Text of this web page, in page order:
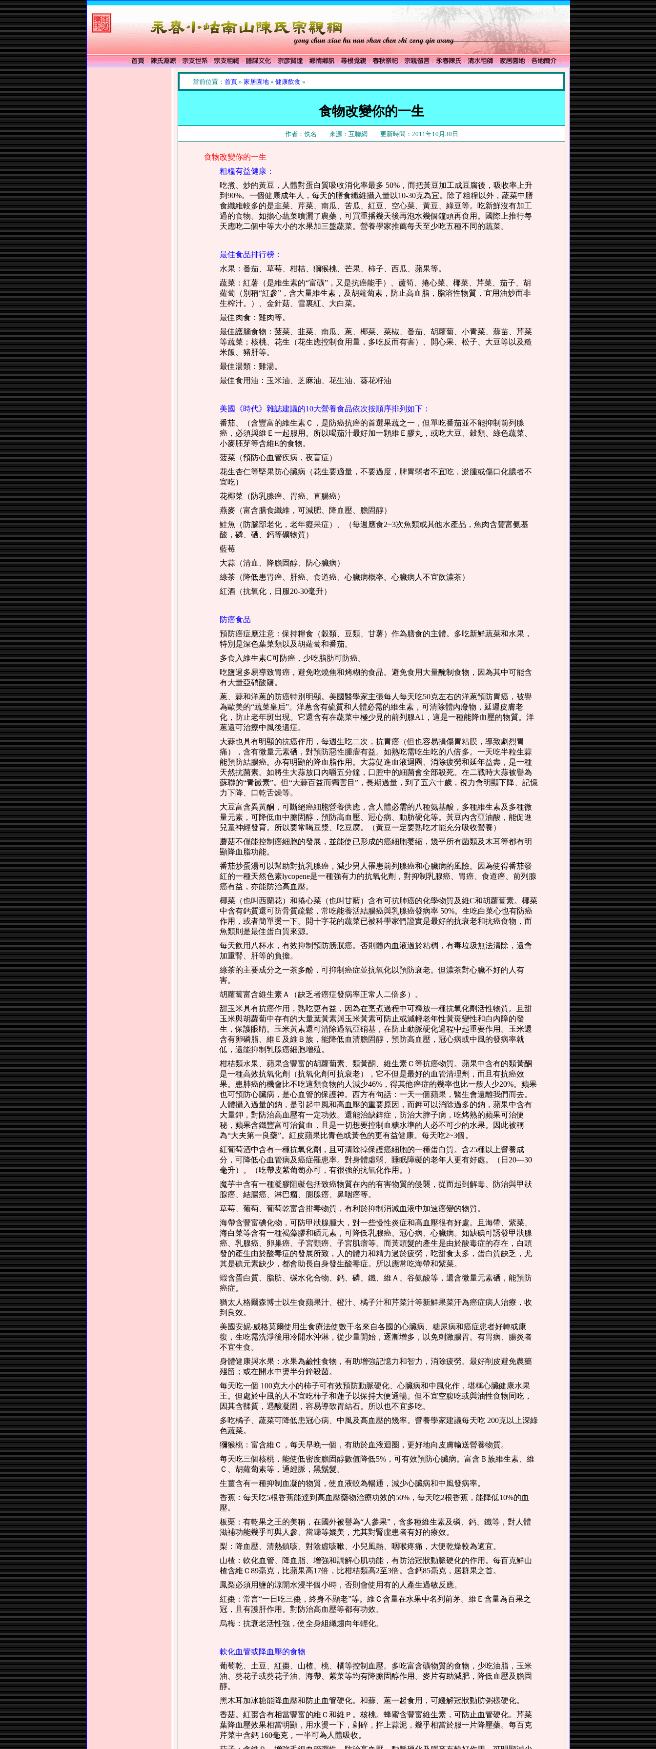
當前位置： 首頁 » 家居園地 » 健康飲食 »
食物改變你的一生
作者：佚名 來源：互聯網 更新時間：2011年10月30日
食物改變你的一生
粗糧有益健康：
吃煮、炒的黃豆，人體對蛋白質吸收消化率最多 50%，而把黃豆加工成豆腐後，吸收率上升
到90%。一個健康成年人，每天的膳食纖維攝入量以10-30克為宜。除了粗糧以外，蔬菜中膳
食纖維較多的是韭菜、芹菜、南瓜、苦瓜、紅豆、空心菜、黃豆、綠豆等。吃新鮮沒有加工
過的食物。如擔心蔬菜噴灑了農藥，可買重播幾天後再泡水幾個鐘頭再食用。國際上推行每
天應吃二個中等大小的水果加三盤蔬菜。營養學家推薦每天至少吃五種不同的蔬菜。
最佳食品排行榜：
水果：番茄、草莓、柑桔、獼猴桃、芒果、柿子、西瓜、蘋果等。
蔬菜：紅薯（是維生素的“富礦”，又是抗癌能手）、蘆筍、捲心菜、椰菜、芹菜、茄子、胡
蘿蔔（別稱“紅參”，含大量維生素，及胡蘿蔔素，防止高血脂，脂溶性物質，宜用油炒而非
生榨汁。）、金針菇、雪裏紅、大白菜。
最佳肉食：雞肉等。
最佳護腦食物：菠菜、韭菜、南瓜、蔥、椰菜、菜椒、番茄、胡蘿蔔、小青菜、蒜苗、芹菜
等蔬菜；核桃、花生（花生應控制食用量，多吃反而有害）、開心果、松子、大豆等以及糙
米飯、豬肝等。
最佳湯類：雞湯。
最佳食用油：玉米油、芝麻油、花生油、葵花籽油
美國《時代》雜誌建議的10大營養食品依次按順序排列如下：
番茄、（含豐富的維生素Ｃ，是防癌抗癌的首選果蔬之一，但單吃番茄並不能抑制前列腺
癌，必須與維Ｅ一起服用。所以喝茄汁最好加一顆維Ｅ膠丸，或吃大豆、穀類、綠色蔬菜、
小麥胚芽等含維E的食物。
菠菜（預防心血管疾病，夜盲症）
花生杏仁等堅果防心臟病（花生要適量，不要過度，脾胃弱者不宜吃，淤腫或傷口化膿者不
宜吃）
花椰菜（防乳腺癌、胃癌、直腸癌）
燕麥（富含膳食纖維，可減肥、降血壓、膽固醇）
鮭魚（防腦部老化，老年癡呆症）、（每週應食2~3次魚類或其他水產品，魚肉含豐富氨基
酸，磷、硒、鈣等礦物質）
藍莓
大蒜（清血、降膽固醇、防心臟病）
綠茶（降低患胃癌、肝癌、食道癌、心臟病概率。心臟病人不宜飲濃茶）
紅酒（抗氧化，日服20-30毫升）
防癌食品
預防癌症應注意：保持糧食（穀類、豆類、甘薯）作為膳食的主體。多吃新鮮蔬菜和水果，
特別是深色葉菜類以及胡蘿蔔和番茄。
多食入維生素C可防癌，少吃脂肪可防癌。
吃鹽過多易導致胃癌，避免吃燒焦和烤糊的食品。避免食用大量醃制食物，因為其中可能含
有大量亞硝酸鹽。
蔥、蒜和洋蔥的防癌特別明顯。美國醫學家主張每人每天吃50克左右的洋蔥預防胃癌，被譽
為歐美的“蔬菜皇后”。洋蔥含有硫質和人體必需的維生素，可清除體內廢物，延遲皮膚老
化，防止老年斑出現。它還含有在蔬菜中極少見的前列腺A1，這是一種能降血壓的物質。洋
蔥還可治療中風後遺症。
大蒜也具有明顯的抗癌作用，每週生吃二次，抗胃癌（但也容易損傷胃粘膜，導致劇烈胃
痛），含有微量元素硒，對預防惡性腫瘤有益。如熟吃需吃生吃的八倍多。一天吃半粒生蒜
能預防結腸癌。亦有明顯的降血脂作用。大蒜促進血液迴圈、消除疲勞和延年益壽，是一種
天然抗菌素。如將生大蒜放口內嚼五分鐘，口腔中的細菌會全部殺死。在二戰時大蒜被譽為
蘇聯的“青黴素”。但“大蒜百益而獨害目”，長期過量，到了五六十歲，視力會明顯下降、記憶
力下降、口乾舌燥等。
大豆富含異黃酮，可斷絕癌細胞營養供應，含人體必需的八種氨基酸，多種維生素及多種微
量元素，可降低血中膽固醇，預防高血壓、冠心病、動肪硬化等。黃豆內含亞油酸，能促進
兒童神經發育。所以要常喝豆漿、吃豆腐。（黃豆一定要熟吃才能充分吸收營養）
蘑菇不僅能控制癌細胞的發展，並能使已形成的癌細胞萎縮，幾乎所有菌類及木耳等都有明
顯降血脂功能。
番茄炒蛋湯可以幫助對抗乳腺癌，減少男人罹患前列腺癌和心臟病的風險。因為使得番茄發
紅的一種天然色素lycopene是一種強有力的抗氧化劑，對抑制乳腺癌、胃癌、食道癌、前列腺
癌有益，亦能防治高血壓。
椰菜（也叫西蘭花）和捲心菜（也叫甘藍）含有可抗肺癌的化學物質及維C和胡蘿蔔素。椰菜
中含有鈣質還可防骨質疏鬆，常吃能養活結腸癌與乳腺癌發病率 50%。生吃白菜心也有防癌
作用，或者簡單燙一下。開十字花的蔬菜已被科學家們證實是最好的抗衰老和抗癌食物，而
魚類則是最佳蛋白質來源。
每天飲用八杯水，有效抑制預防膀胱癌。否則體內血液過於粘稠，有毒垃圾無法清除，還會
加重腎、肝等的負擔。
綠茶的主要成分之一茶多酚，可抑制癌症並抗氧化以預防衰老。但濃茶對心臟不好的人有
害。
胡蘿蔔富含維生素Ａ（缺乏者癌症發病率正常人二倍多）。
甜玉米具有抗癌作用，熟吃更有益，因為在烹煮過程中可釋放一種抗氧化劑活性物質。且甜
玉米與胡蘿蔔中存有的大量葉黃素與玉米黃素可防止或減輕老年性黃斑變性和白內障的發
生，保護眼睛。玉米黃素還可清除過氧亞硝基，在防止動脈硬化過程中起重要作用。玉米還
含有卵磷脂、維Ｅ及維Ｂ族，能降低血清膽固醇，預防高血壓，冠心病或中風的發病率就
低，還能抑制乳腺癌細胞增殖。
柑桔類水果、蘋果含豐富的胡蘿蔔素、類黃酮、維生素Ｃ等抗癌物質。蘋果中含有的類黃酮
是一種高效抗氧化劑（抗氧化劑可抗衰老），它不但是最好的血管清理劑，而且有抗癌效
果。患肺癌的機會比不吃這類食物的人減少46%，得其他癌症的幾率也比一般人少20%。蘋果
也可預防心臟病，是心血管的保護神。西方有句話：一天一個蘋果，醫生會遠離我們而去。
人體攝入過量的鈉，是引起中風和高血壓的重要原因，而鉀可以消除過多的鈉，蘋果中含有
大量鉀，對防治高血壓有一定功效。還能治缺鋅症，防治大脖子病，吃烤熟的蘋果可治便
秘，蘋果含鐵豐富可治貧血，且是一切想要控制血糖水準的人必不可少的水果。因此被稱
為“大夫第一良藥”。紅皮蘋果比青色或黃色的更有益健康。每天吃2~3個。
紅葡萄酒中含有一種抗氧化劑，且可清除掉保護癌細胞的一種蛋白質。含25種以上營養成
分，可降低心血管病及癌症罹患率。對身體虛弱、睡眠障礙的老年人更有好處。（日20—30
毫升）。（吃帶皮紫葡萄亦可，有很強的抗氧化作用。）
魔芋中含有一種凝膠阻礙包括致癌物質在內的有害物質的侵襲，從而起到解毒、防治與甲狀
腺癌、結腸癌、淋巴瘤、腮腺癌、鼻咽癌等。
草莓、葡萄、葡萄乾富含排毒物質，有利於抑制消滅血液中加速癌變的物質。
海帶含豐富碘化物，可防甲狀腺腫大，對一些慢性炎症和高血壓很有好處。且海帶、紫菜、
海白菜等含有一種褐藻膠和硒元素，可降低乳腺癌、冠心病、心臟病。如缺碘可誘發甲狀腺
癌、乳腺癌、卵巢癌、子宮頸癌、子宮肌瘤等。而黃頭髮的產生是由於酸毒症的存在，白頭
發的產生由於酸毒症的發展所致，人的體力和精力過於疲勞，吃甜食太多，蛋白質缺乏，尤
其是碘元素缺少，都會助長自身發生酸毒症。所以應常吃海帶和紫菜。
蝦含蛋白質、脂肪、碳水化合物、鈣、磷、鐵、維Ａ、谷氨酸等，還含微量元素硒，能預防
癌症。
猶太人格爾森博士以生食蘋果汁、橙汁、橘子汁和芹菜汁等新鮮果菜汗為癌症病人治療，收
到良效。
美國安妮‧威格莫爾使用生食療法使數千名來自各國的心臟病、糖尿病和癌症患者好轉或康
復，生吃需洗淨後用冷開水沖淋，從少量開始，逐漸增多，以免刺激腸胃。有胃病、腸炎者
不宜生食。
身體健康與水果：水果為鹼性食物，有助增強記憶力和智力，消除疲勞。最好削皮避免農藥
殘留；或在開水中燙半分鐘殺菌。
每天吃一個 100克大小的柿子可有效預防動脈硬化、心臟病和中風化作，堪稱心臟健康水果
王。但處於中風的人不宜吃柿子和蓮子以保持大便通暢。但不宜空腹吃或與油性食物同吃，
因其含鞣質，遇酸凝固，容易導致胃結石。所以也不宜多吃。
多吃橘子、蔬菜可降低患冠心病、中風及高血壓的幾率。營養學家建議每天吃 200克以上深綠
色蔬菜。
獼猴桃：富含維Ｃ，每天早晚一個，有助於血液迴圈，更好地向皮膚輸送營養物質。
每天吃三個核桃，能使低密度膽固醇數值降低5%，可有效預防心臟病。富含Ｂ族維生素、維
Ｃ、胡蘿蔔素等，通經脈，黑鬚髮。
生薑含有一種抑制血凝的物質，使血液較為暢通，減少心臟病和中風發病率。
香蕉：每天吃5根香蕉能達到高血壓藥物治療功效的50%，每天吃2根香蕉，能降低10%的血
壓。
板栗：有乾果之王的美稱，在國外被譽為“人參果”，含多種維生素及磷、鈣、鐵等，對人體
滋補功能幾乎可與人參、當歸等媲美，尤其對腎虛患者有好的療效。
梨：降血壓、清熱鎮咳、對陰虛咳嗽、小兒風熱、咽喉疼痛，大便乾燥較為適宜。
山楂：軟化血管、降血脂、增強和調解心肌功能，有防治冠狀動脈硬化的作用。每百克鮮山
楂含維Ｃ89毫克，比蘋果高17倍，比柑桔類高2至3倍。含鈣85毫克，居群果之首。
鳳梨必須用鹽的涼開水浸半個小時，否則會使用有的人產生過敏反應。
紅棗：常言“一日吃三棗，終身不顯老”等。維Ｃ含量在水果中名列前茅。維Ｅ含量為百果之
冠，且有護肝作用。對防治高血壓等都有功效。
烏梅：抗衰老活性強，使全身組織趨向年輕化。
軟化血管或降血壓的食物
葡萄乾、土豆、紅棗、山楂、桃、橘等控制血壓。多吃富含礦物質的食物，少吃油脂，玉米
油、葵花子或葵花子油、海帶、紫菜等均有降膽固醇作用。麥片有助減肥，降低血壓及膽固
醇。
黑木耳加冰糖能降血壓和防止血管硬化。和蒜、蔥一起食用，可緩解冠狀動肪粥樣硬化。
香菇。紅棗含有相當豐富的維Ｃ和維Ｐ。核桃。蜂蜜含豐富維生素，可防止血管硬化。芹菜
葉降血壓效果相當明顯，用水燙一下，剁碎，拌上蒜泥，幾乎相當於服一片降壓藥。每百克
芹菜中含鈣 160毫克，一半可為人體吸收。